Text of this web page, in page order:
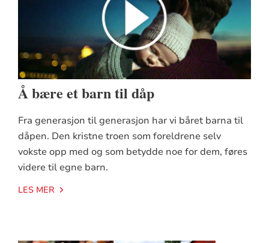
Å bære et barn til dåp
Fra generasjon til generasjon har vi båret barna til
dåpen. Den kristne troen som foreldrene selv
vokste opp med og som betydde noe for dem, føres
videre til egne barn.
LES MER